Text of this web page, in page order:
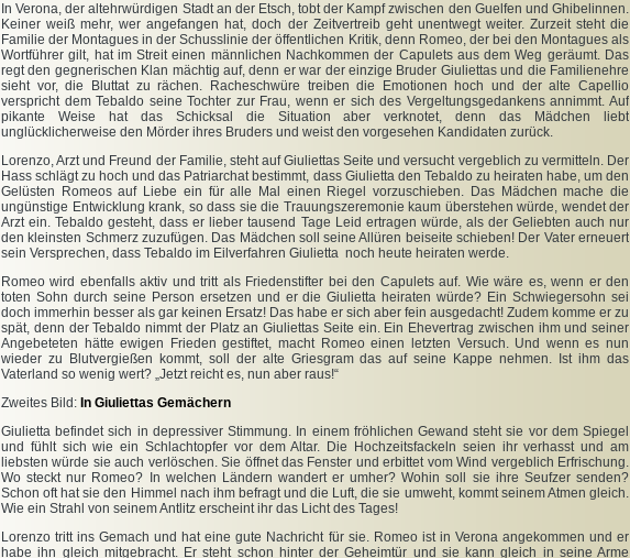
In Verona, der altehrwürdigen Stadt an der Etsch, tobt der Kampf zwischen den Guelfen und Ghibelinnen.
Keiner weiß mehr, wer angefangen hat, doch der Zeitvertreib geht unentwegt weiter. Zurzeit steht die
Familie der Montagues in der Schusslinie der öffentlichen Kritik, denn Romeo, der bei den Montagues als
Wortführer gilt, hat im Streit einen männlichen Nachkommen der Capulets aus dem Weg geräumt. Das
regt den gegnerischen Klan mächtig auf, denn er war der einzige Bruder Giuliettas und die Familienehre
sieht vor, die Bluttat zu rächen. Racheschwüre treiben die Emotionen hoch und der alte Capellio
verspricht dem Tebaldo seine Tochter zur Frau, wenn er sich des Vergeltungsgedankens annimmt. Auf
pikante Weise hat das Schicksal die Situation aber verknotet, denn das Mädchen liebt
unglücklicherweise den Mörder ihres Bruders und weist den vorgesehen Kandidaten zurück.
Lorenzo, Arzt und Freund der Familie, steht auf Giuliettas Seite und versucht vergeblich zu vermitteln. Der
Hass schlägt zu hoch und das Patriarchat bestimmt, dass Giulietta den Tebaldo zu heiraten habe, um den
Gelüsten Romeos auf Liebe ein für alle Mal einen Riegel vorzuschieben. Das Mädchen mache die
ungünstige Entwicklung krank, so dass sie die Trauungszeremonie kaum überstehen würde, wendet der
Arzt ein. Tebaldo gesteht, dass er lieber tausend Tage Leid ertragen würde, als der Geliebten auch nur
den kleinsten Schmerz zuzufügen. Das Mädchen soll seine Allüren beiseite schieben! Der Vater erneuert
sein Versprechen, dass Tebaldo im Eilverfahren Giulietta noch heute heiraten werde.
Romeo wird ebenfalls aktiv und tritt als Friedenstifter bei den Capulets auf. Wie wäre es, wenn er den
toten Sohn durch seine Person ersetzen und er die Giulietta heiraten würde? Ein Schwiegersohn sei
doch immerhin besser als gar keinen Ersatz! Das habe er sich aber fein ausgedacht! Zudem komme er zu
spät, denn der Tebaldo nimmt der Platz an Giuliettas Seite ein. Ein Ehevertrag zwischen ihm und seiner
Angebeteten hätte ewigen Frieden gestiftet, macht Romeo einen letzten Versuch. Und wenn es nun
wieder zu Blutvergießen kommt, soll der alte Griesgram das auf seine Kappe nehmen. Ist ihm das
Vaterland so wenig wert? „Jetzt reicht es, nun aber raus!“
Zweites Bild: In Giuliettas Gemächern
Giulietta befindet sich in depressiver Stimmung. In einem fröhlichen Gewand steht sie vor dem Spiegel
und fühlt sich wie ein Schlachtopfer vor dem Altar. Die Hochzeitsfackeln seien ihr verhasst und am
liebsten würde sie auch verlöschen. Sie öffnet das Fenster und erbittet vom Wind vergeblich Erfrischung.
Wo steckt nur Romeo? In welchen Ländern wandert er umher? Wohin soll sie ihre Seufzer senden?
Schon oft hat sie den Himmel nach ihm befragt und die Luft, die sie umweht, kommt seinem Atmen gleich.
Wie ein Strahl von seinem Antlitz erscheint ihr das Licht des Tages!
Lorenzo tritt ins Gemach und hat eine gute Nachricht für sie. Romeo ist in Verona angekommen und er
habe ihn gleich mitgebracht. Er steht schon hinter der Geheimtür und sie kann gleich in seine Arme